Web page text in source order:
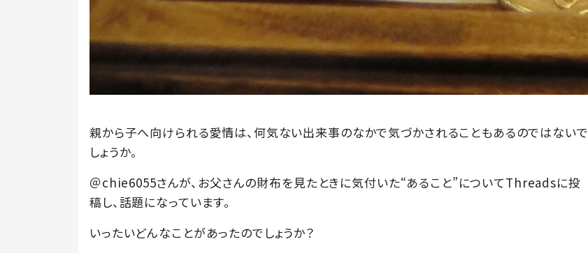
親から子へ向けられる愛情は、何気ない出来事のなかで気づかされることもあるのではないで
しょうか。
＠chie6055さんが、お父さんの財布を見たときに気付いた“あること”についてThreadsに投
稿し、話題になっています。
いったいどんなことがあったのでしょうか？